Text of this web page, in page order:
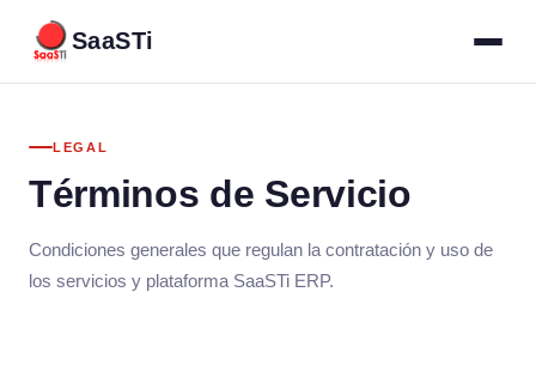
SaaSTi
LEGAL
Términos de Servicio
Condiciones generales que regulan la contratación y uso de
los servicios y plataforma SaaSTi ERP.